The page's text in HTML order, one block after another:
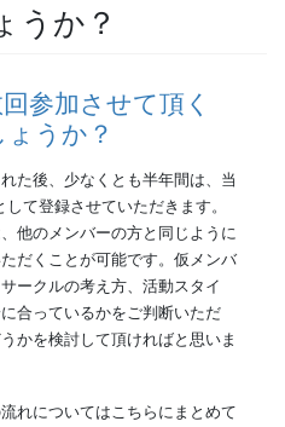
うか？
参加させて頂く
うか？
た後、少なくとも半年間は、当
して登録させていただきます。
他のメンバーの方と同じように
だくことが可能です。仮メンバ
ークルの考え方、活動スタイ
合っているかをご判断いただ
かを検討して頂ければと思いま
れについてはこちらにまとめて